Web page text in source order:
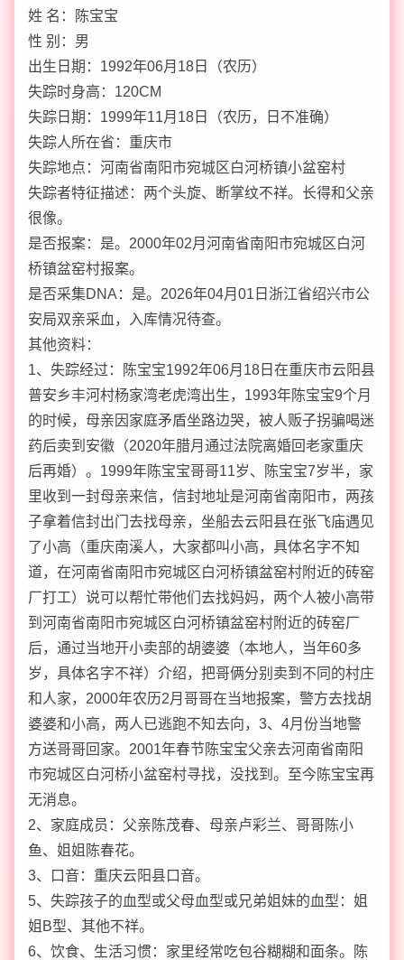
姓 名：陈宝宝
性 别：男
出生日期：1992年06月18日（农历）
失踪时身高：120CM
失踪日期：1999年11月18日（农历，日不准确）
失踪人所在省：重庆市
失踪地点：河南省南阳市宛城区白河桥镇小盆窑村
失踪者特征描述：两个头旋、断掌纹不祥。长得和父亲
很像。
是否报案：是。2000年02月河南省南阳市宛城区白河
桥镇盆窑村报案。
是否采集DNA：是。2026年04月01日浙江省绍兴市公
安局双亲采血，入库情况待查。
其他资料：
1、失踪经过：陈宝宝1992年06月18日在重庆市云阳县
普安乡丰河村杨家湾老虎湾出生，1993年陈宝宝9个月
的时候，母亲因家庭矛盾坐路边哭，被人贩子拐骗喝迷
药后卖到安徽（2020年腊月通过法院离婚回老家重庆
后再婚）。1999年陈宝宝哥哥11岁、陈宝宝7岁半，家
里收到一封母亲来信，信封地址是河南省南阳市，两孩
子拿着信封出门去找母亲，坐船去云阳县在张飞庙遇见
了小高（重庆南溪人，大家都叫小高，具体名字不知
道，在河南省南阳市宛城区白河桥镇盆窑村附近的砖窑
厂打工）说可以帮忙带他们去找妈妈，两个人被小高带
到河南省南阳市宛城区白河桥镇盆窑村附近的砖窑厂
后，通过当地开小卖部的胡婆婆（本地人，当年60多
岁，具体名字不祥）介绍，把哥俩分别卖到不同的村庄
和人家，2000年农历2月哥哥在当地报案，警方去找胡
婆婆和小高，两人已逃跑不知去向，3、4月份当地警
方送哥哥回家。2001年春节陈宝宝父亲去河南省南阳
市宛城区白河桥小盆窑村寻找，没找到。至今陈宝宝再
无消息。
2、家庭成员：父亲陈茂春、母亲卢彩兰、哥哥陈小
鱼、姐姐陈春花。
3、口音：重庆云阳县口音。
5、失踪孩子的血型或父母血型或兄弟姐妹的血型：姐
姐B型、其他不祥。
6、饮食、生活习惯：家里经常吃包谷糊糊和面条。陈